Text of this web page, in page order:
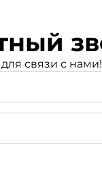
связи с нами!